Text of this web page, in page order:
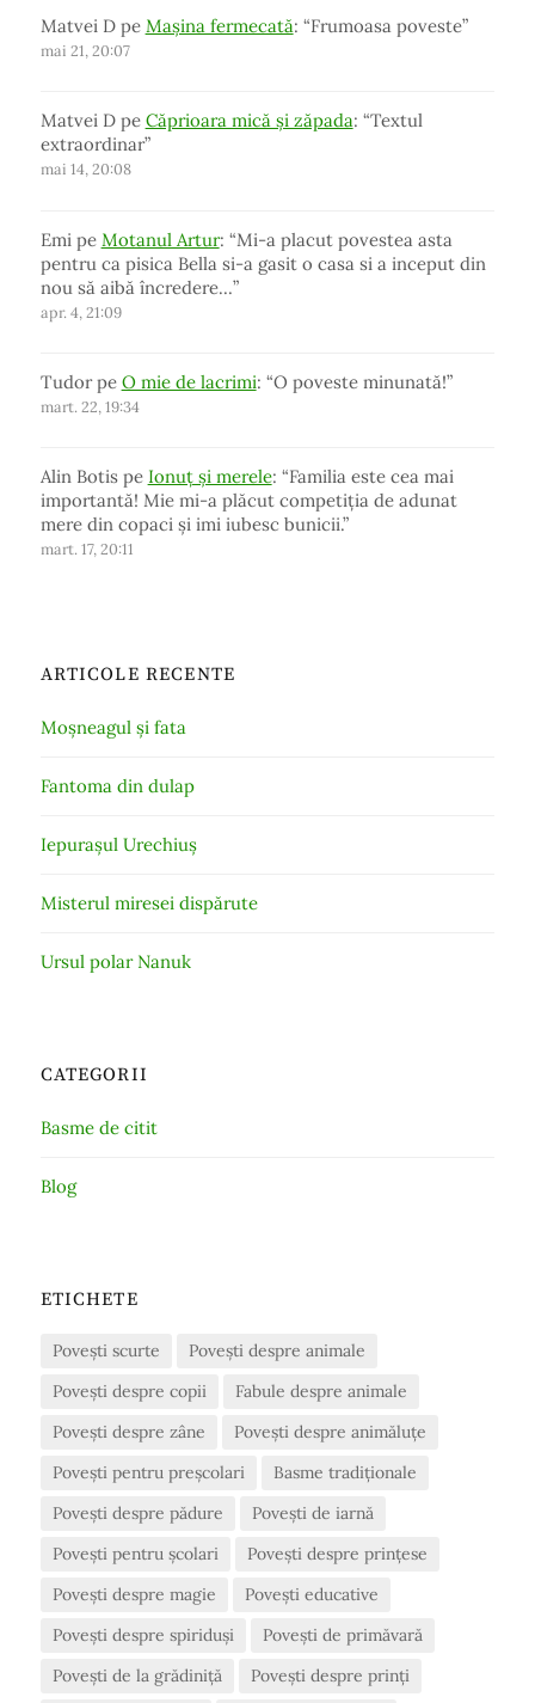
Matvei Dpe Mașina fermecată: “Frumoasa poveste”
mai 21, 20:07
Matvei Dpe Căprioara mică și zăpada: “Textul
extraordinar”
mai 14, 20:08
Emi pe Motanul Artur: “Mi-a placut povestea asta
pentru ca pisica Bella si-a gasit o casa si a inceput din
nou să aibă încredere…”
apr. 4, 21:09
Tudorpe O mie de lacrimi: “O poveste minunată!”
mart. 22, 19:34
Alin Botispe Ionuț și merele: “Familia este cea mai
importantă! Mie mi-a plăcut competiția de adunat
mere din copaci și imi iubesc bunicii.”
mart. 17, 20:11
ARTICOLE RECENTE
Moșneagul și fata
Fantoma din dulap
Iepurașul Urechiuș
Misterul miresei dispărute
Ursul polar Nanuk
CATEGORII
Basme de citit
Blog
ETICHETE
Povești scurte
Povești despre animale
Povești despre copii
Fabule despre animale
Povești despre zâne
Povești despre animăluțe
Povești pentru preșcolari
Basme tradiționale
Povești despre pădure
Povești de iarnă
Povești pentru școlari
Povești despre prințese
Povești despre magie
Povești educative
Povești despre spiriduși
Povești de primăvară
Povești de la grădiniță
Povești despre prinți